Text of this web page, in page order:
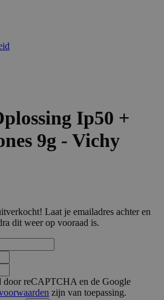
Ip50 +
9g - Vichy
Laat je emailadres achter en
dit weer op vooraad is.
door reCAPTCHA en de Google
zijn van toepassing.